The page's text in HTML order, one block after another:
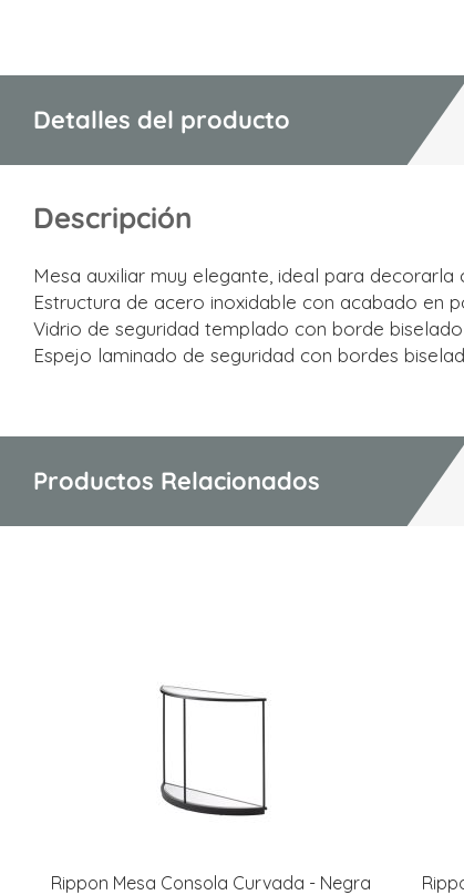
de
galería
imágenes
Detalles del producto
Descripción
Mesa auxiliar muy elegante, ideal para decorarla
Estructura de acero inoxidable con acabado en
Vidrio de seguridad templado con borde
Espejo laminado de seguridad con bordes
Productos Relacionados
Rippon Mesa Consola Curvada - Negra